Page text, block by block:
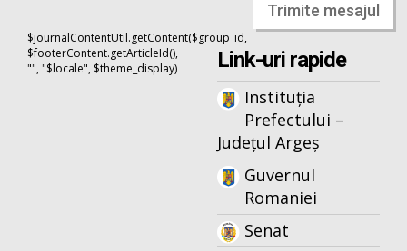
Trimite mesajul
$journalContentUtil.getContent($group_id,
$footerContent.getArticleId(),
"", "$locale", $theme_display)
Link-uri rapide
Instituția
Prefectului –
Județul Argeș
Guvernul
Romaniei
Senat